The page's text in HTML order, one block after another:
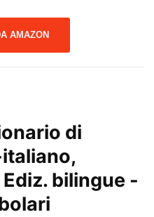
AMAZON
di
bilingue -